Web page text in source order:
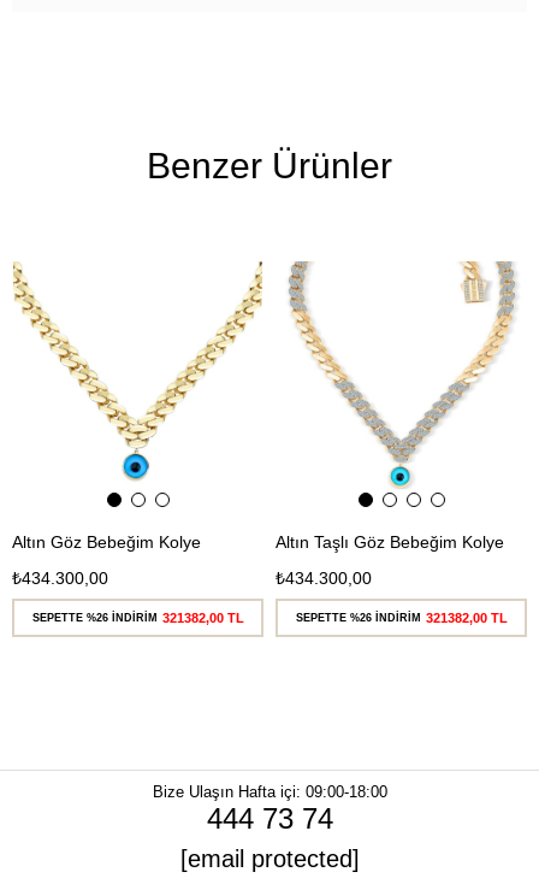
Benzer Ürünler
Altın Göz Bebeğim Kolye
₺434.300,00
Ücretsiz
Kargo
SEPETTE %26 İNDİRİM 321382,00 TL
Altın Taşlı Göz Bebeğim Kolye
₺434.300,00
Ücretsiz
Kargo
SEPETTE %26 İNDİRİM 321382,00 TL
Bize Ulaşın
444 73 74
[email protected]
Hafta içi: 09:00-18:00